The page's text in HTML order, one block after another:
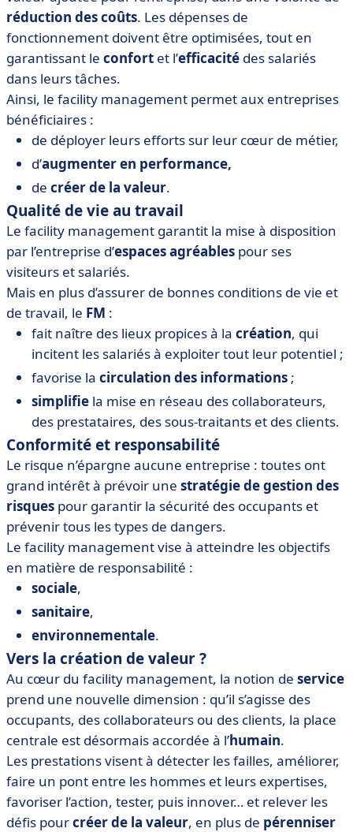
réduction des coûts. Les dépenses de
fonctionnement doivent être optimisées, tout en
garantissant le confort et l’efficacité des salariés
dans leurs tâches.
Ainsi, le facility management permet aux entreprises
bénéficiaires :
de déployer leurs efforts sur leur cœur de métier,
d’augmenter en performance,
de créer de la valeur.
Qualité de vie au travail
Le facility management garantit la mise à disposition
par l’entreprise d’espaces agréables pour ses
visiteurs et salariés.
Mais en plus d’assurer de bonnes conditions de vie et
de travail, le FM :
fait naître des lieux propices à la création, qui
incitent les salariés à exploiter tout leur potentiel ;
favorise la circulation des informations ;
simplifie la mise en réseau des collaborateurs,
des prestataires, des sous-traitants et des clients.
Conformité et responsabilité
Le risque n’épargne aucune entreprise : toutes ont
grand intérêt à prévoir une stratégie de gestion des
risques pour garantir la sécurité des occupants et
prévenir tous les types de dangers.
Le facility management vise à atteindre les objectifs
en matière de responsabilité :
sociale,
sanitaire,
environnementale.
Vers la création de valeur ?
Au cœur du facility management, la notion de service
prend une nouvelle dimension : qu’il s’agisse des
occupants, des collaborateurs ou des clients, la place
centrale est désormais accordée à l’humain.
Les prestations visent à détecter les failles, améliorer,
faire un pont entre les hommes et leurs expertises,
favoriser l’action, tester, puis innover… et relever les
défis pourcréer de la valeur, en plus de pérenniser